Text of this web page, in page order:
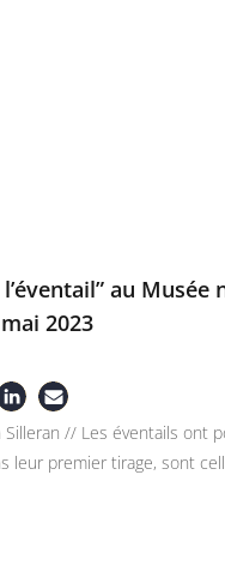
au
2023
Silleran // Les éventails
leur premier tirage, sont